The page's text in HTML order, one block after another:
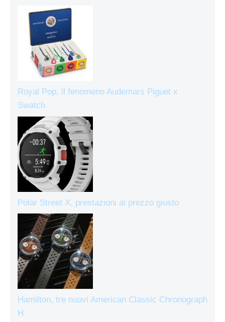
Royal Pop, il fenomeno Audemars Piguet x
Swatch
Polar Street X, prestazioni al prezzo giusto
Hamilton, tre nuovi American Classic Chronograph
H